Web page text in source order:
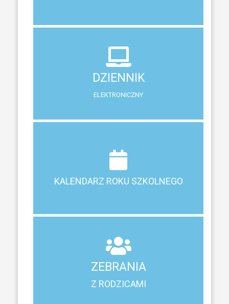
DZIENNIK
ELEKTRONICZNY
DZIENNIK
ELEKTRONICZNY
System zewnętrzny do śledzenia postępów w nauce
KALENDARZ ROKU SZKOLNEGO
KALENDARZ ROKU SZKOLNEGO
Terminy ferii, matur, zebrań i klasyfikacji
ZEBRANIA
Z RODZICAMI
ZEBRANIA
Z RODZICAMI
Harmonogram spotkań i konsultacji z rodzicami